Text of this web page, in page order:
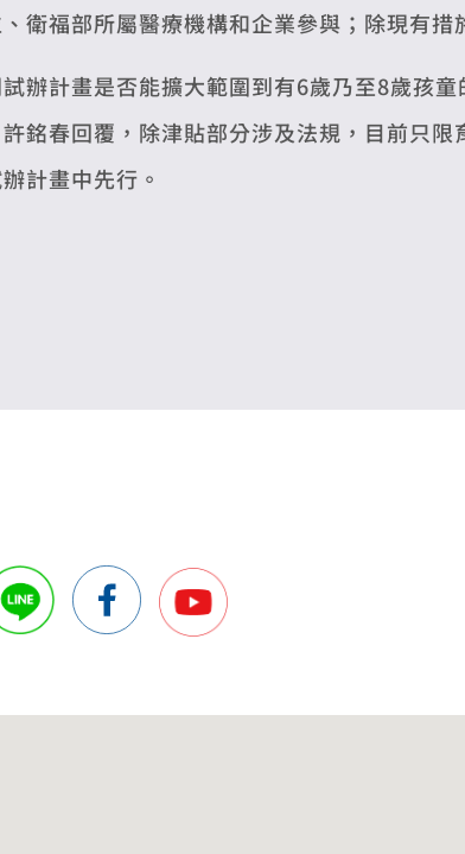
衛福部所屬醫療機構和企業參與；除現有措
辦計畫是否能擴大範圍到有6歲乃至8歲孩
銘春回覆，除津貼部分涉及法規，目前只
計畫中先行。